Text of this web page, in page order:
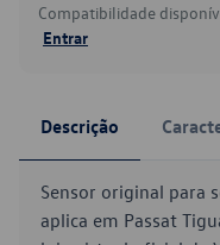
Compatibilidade
Entrar
Descrição
Sensor original para
aplica em Passat